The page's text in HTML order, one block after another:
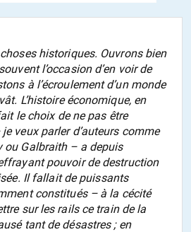
choses historiques. Ouvrons bien
l’occasion d’en voir de
à l’écroulement d’un monde
L’histoire économique, en
le choix de ne pas être
veux parler d’auteurs comme
ou Galbraith – a depuis
pouvoir de destruction
Il fallait de puissants
constitués – à la cécité
sur les rails ce train de la
tant de désastres ; en